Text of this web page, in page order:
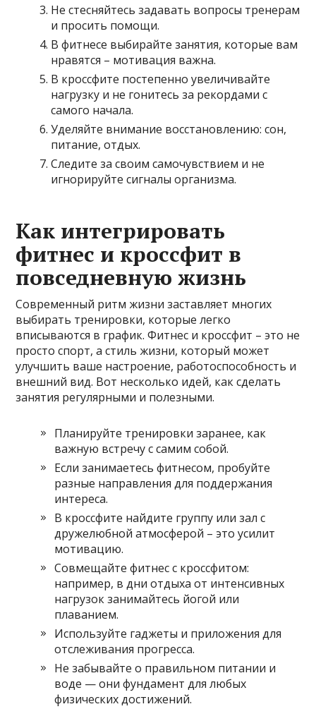
Не стесняйтесь задавать вопросы тренерам
и просить помощи.
В фитнесе выбирайте занятия, которые вам
нравятся – мотивация важна.
В кроссфите постепенно увеличивайте
нагрузку и не гонитесь за рекордами с
самого начала.
Уделяйте внимание восстановлению: сон,
питание, отдых.
Следите за своим самочувствием и не
игнорируйте сигналы организма.
Как интегрировать
фитнес и кроссфит в
повседневную жизнь
Современный ритм жизни заставляет многих
выбирать тренировки, которые легко
вписываются в график. Фитнес и кроссфит – это не
просто спорт, а стиль жизни, который может
улучшить ваше настроение, работоспособность и
внешний вид. Вот несколько идей, как сделать
занятия регулярными и полезными.
Планируйте тренировки заранее, как
важную встречу с самим собой.
Если занимаетесь фитнесом, пробуйте
разные направления для поддержания
интереса.
В кроссфите найдите группу или зал с
дружелюбной атмосферой – это усилит
мотивацию.
Совмещайте фитнес с кроссфитом:
например, в дни отдыха от интенсивных
нагрузок занимайтесь йогой или
плаванием.
Используйте гаджеты и приложения для
отслеживания прогресса.
Не забывайте о правильном питании и
воде — они фундамент для любых
физических достижений.